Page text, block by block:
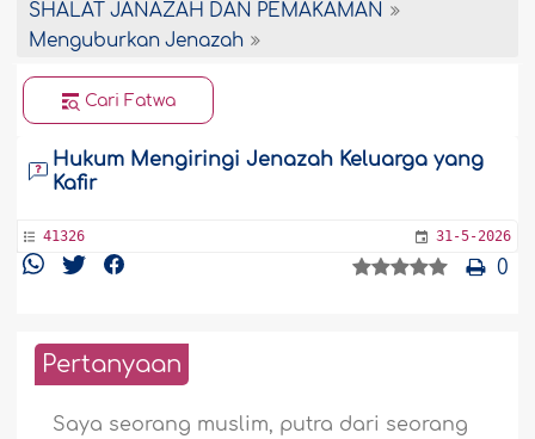
SHALAT JANAZAH DAN PEMAKAMAN
Menguburkan Jenazah
Cari Fatwa
Hukum Mengiringi Jenazah Keluarga yang
Kafir
41326 31-5-2026
0
Pertanyaan
Saya seorang muslim, putra dari seorang